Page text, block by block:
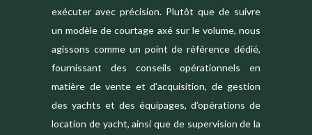
exécuter avec précision. Plutôt que de suivre
un modèle de courtage axé sur le volume, nous
agissons comme un point de référence dédié,
fournissant des conseils opérationnels en
matière de vente et d’acquisition, de gestion
des yachts et des équipages, d’opérations de
location de yacht, ainsi que de supervision de la